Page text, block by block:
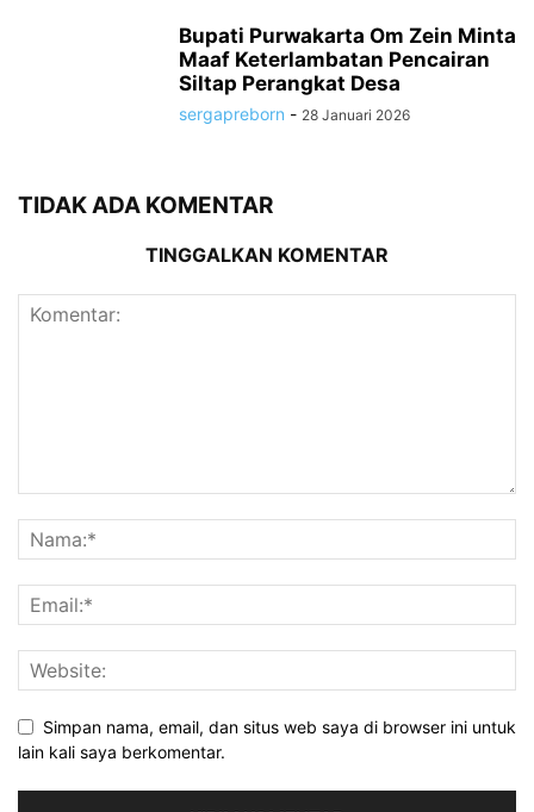
Bupati Purwakarta Om Zein Minta
Maaf Keterlambatan Pencairan
Siltap Perangkat Desa
sergapreborn - 28 Januari 2026
TIDAK ADA KOMENTAR
TINGGALKAN KOMENTAR
Simpan nama, email, dan situs web saya di browser ini untuk
lain kali saya berkomentar.